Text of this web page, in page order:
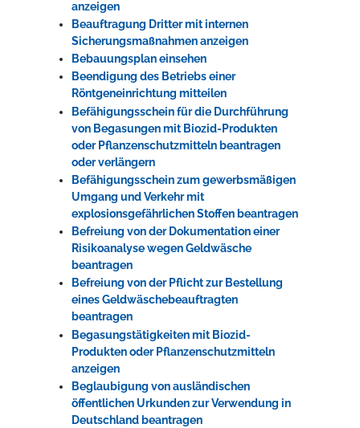
anzeigen
Beauftragung Dritter mit internen
Sicherungsmaßnahmen anzeigen
Bebauungsplan einsehen
Beendigung des Betriebs einer
Röntgeneinrichtung mitteilen
Befähigungsschein für die Durchführung
von Begasungen mit Biozid-Produkten
oder Pflanzenschutzmitteln beantragen
oder verlängern
Befähigungsschein zum gewerbsmäßigen
Umgang und Verkehr mit
explosionsgefährlichen Stoffen beantragen
Befreiung von der Dokumentation einer
Risikoanalyse wegen Geldwäsche
beantragen
Befreiung von der Pflicht zur Bestellung
eines Geldwäschebeauftragten
beantragen
Begasungstätigkeiten mit Biozid-
Produkten oder Pflanzenschutzmitteln
anzeigen
Beglaubigung von ausländischen
öffentlichen Urkunden zur Verwendung in
Deutschland beantragen